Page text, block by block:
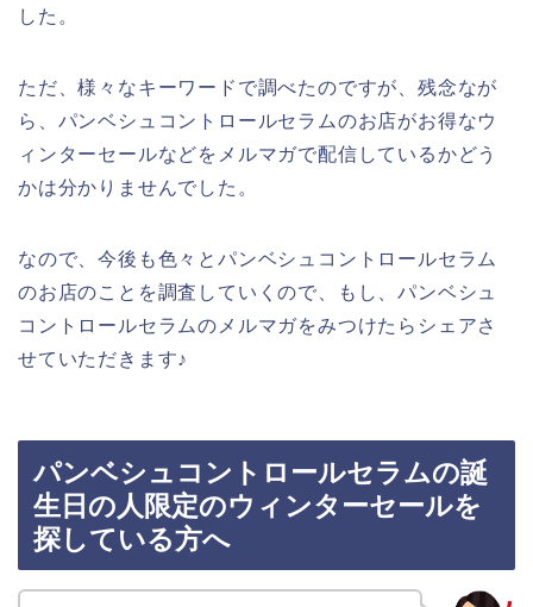
した。
ただ、様々なキーワードで調べたのですが、残念なが
ら、パンベシュコントロールセラムのお店がお得なウ
ィンターセールなどをメルマガで配信しているかどう
かは分かりませんでした。
なので、今後も色々とパンベシュコントロールセラム
のお店のことを調査していくので、もし、パンベシュ
コントロールセラムのメルマガをみつけたらシェアさ
せていただきます♪
パンベシュコントロールセラムの誕
生日の人限定のウィンターセールを
探している方へ